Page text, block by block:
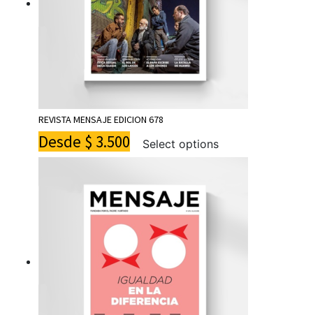
REVISTA MENSAJE EDICION 678
Desde $ 3.500 Select options